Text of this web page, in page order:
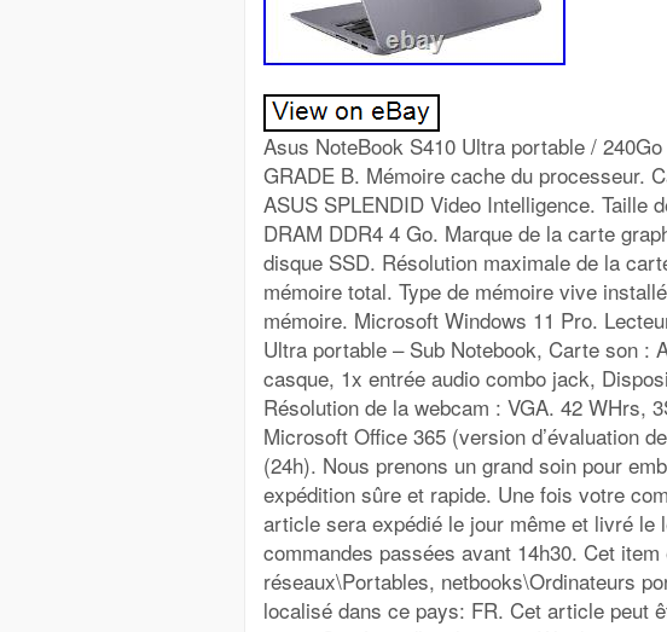
Asus NoteBook S410 Ultra portable /
GRADE B. Mémoire cache du processeur.
ASUS SPLENDID Video Intelligence. Taille
DRAM DDR4 4 Go. Marque de la carte
disque SSD. Résolution maximale de la
mémoire total. Type de mémoire vive
mémoire. Microsoft Windows 11 Pro.
Ultra portable – Sub Notebook, Carte son :
casque, 1x entrée audio combo jack,
Résolution de la webcam : VGA. 42 WHrs,
Microsoft Office 365 (version d’évaluation
(24h). Nous prenons un grand soin pour
expédition sûre et rapide. Une fois votre
article sera expédié le jour même et livré le
commandes passées avant 14h30. Cet
réseaux\Portables, netbooks\Ordinateurs
localisé dans ce pays: FR. Cet article peut